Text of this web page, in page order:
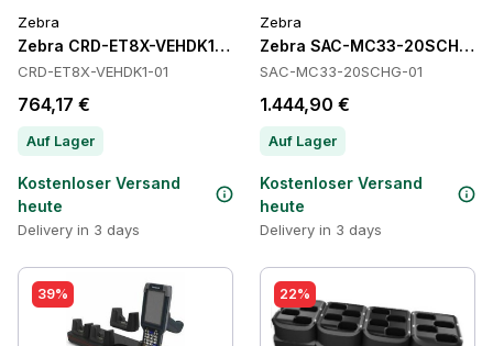
Zebra
Zebra CRD-ET8X-VEHDK1-01 Cradles
CRD-ET8X-VEHDK1-01
764,17 €
Auf Lager
Kostenloser Versand
heute
Delivery in 3 days
Zebra
Zebra SAC-MC33-20SCHG-
SAC-MC33-20SCHG-01
1.444,90 €
Auf Lager
Kostenloser Versand
heute
Delivery in 3 days
39% 22%